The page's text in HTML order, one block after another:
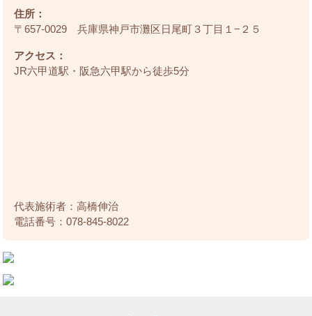
住所：
〒657-0029 兵庫県神戸市灘区日尾町３丁目１−２５
アクセス：
JR六甲道駅・阪急六甲駅から徒歩5分
代表施術者：高橋伸治
電話番号：078-845-8022